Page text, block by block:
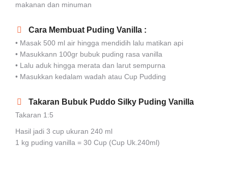
makanan dan minuman
Cara Membuat Puding Vanilla :
• Masak 500 ml air hingga mendidih lalu matikan api
• Masukkann 100gr bubuk puding rasa vanilla
• Lalu aduk hingga merata dan larut sempurna
• Masukkan kedalam wadah atau Cup Pudding
Takaran Bubuk Puddo Silky Puding Vanilla
Takaran 1:5
Hasil jadi 3 cup ukuran 240 ml
1 kg puding vanilla = 30 Cup (Cup Uk.240ml)